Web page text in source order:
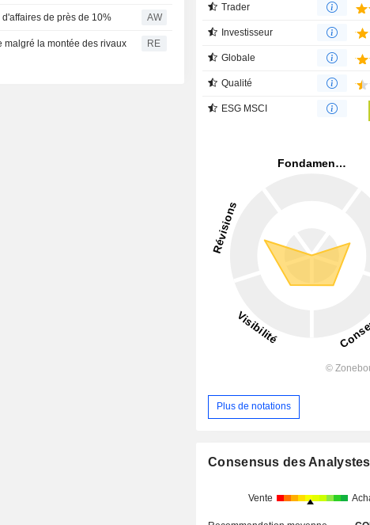
de près de 10% AW
malgré la montée des rivaux
RE
Trader
Investisseur
Globale
Qualité
ESG MSCI
Plus de notations
Consensus des Analystes
Vente